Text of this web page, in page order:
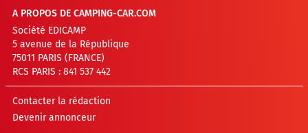
A PROPOS DE CAMPING-CAR.COM
Société EDICAMP
5 avenue de la République
75011 PARIS (FRANCE)
RCS PARIS : 841 537 442
Contacter la rédaction
Devenir annonceur